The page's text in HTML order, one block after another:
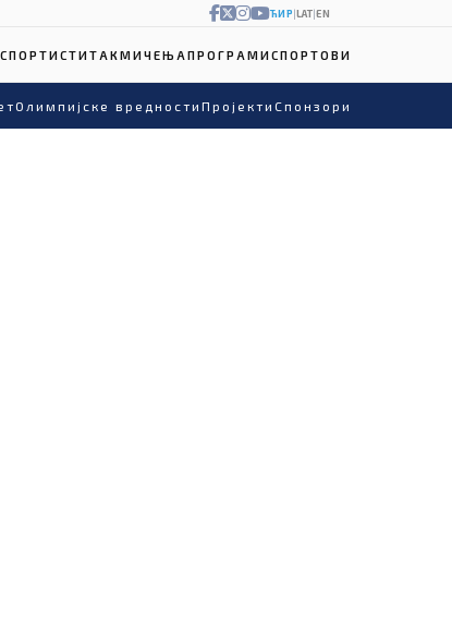
ЋИР|LAT|EN
СПОРТИСТИ ТАКМИЧЕЊА ПРОГРАМИ СПОРТОВИ
Олимпијске вредности Пројекти Спонзори